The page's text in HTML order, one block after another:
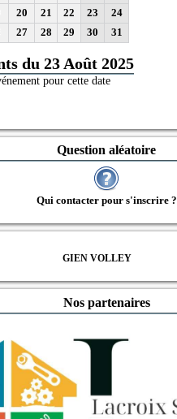
Question aléatoire
Qui contacter pour s'inscrire ?
GIEN VOLLEY
20 21 22 23
24
27 28 29 30 31
du 23 Août 2025
pour cette date
Nos partenaires